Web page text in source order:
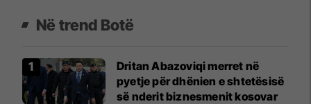
Në trend Botë
Dritan Abazoviqi merret në
pyetje për dhënien e shtetësisë
së nderit biznesmenit kosovar